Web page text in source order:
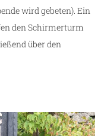
wird gebeten). Ein
den Schirmerturm
über den